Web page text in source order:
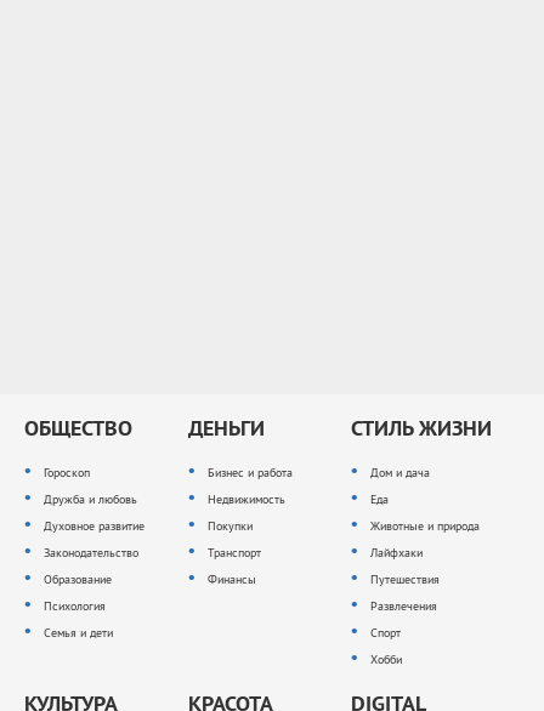
ОБЩЕСТВО
Гороскоп
Дружба и любовь
Духовное развитие
Законодательство
Образование
Психология
Семья и дети
ДЕНЬГИ
Бизнес и работа
Недвижимость
Покупки
Транспорт
Финансы
СТИЛЬ ЖИЗНИ
Дом и дача
Еда
Животные и природа
Лайфхаки
Путешествия
Развлечения
Спорт
Хобби
КУЛЬТУРА КРАСОТА DIGITAL